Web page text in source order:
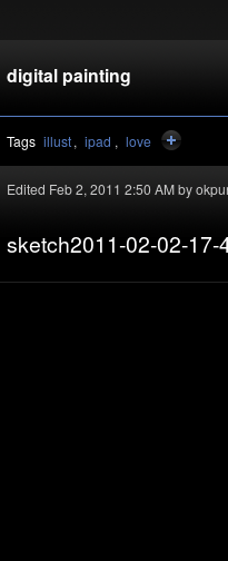
digital painting
Tags illust ipad love
Edited Feb 2, 2011 2:50 AM by
sketch2011-02-02-17-